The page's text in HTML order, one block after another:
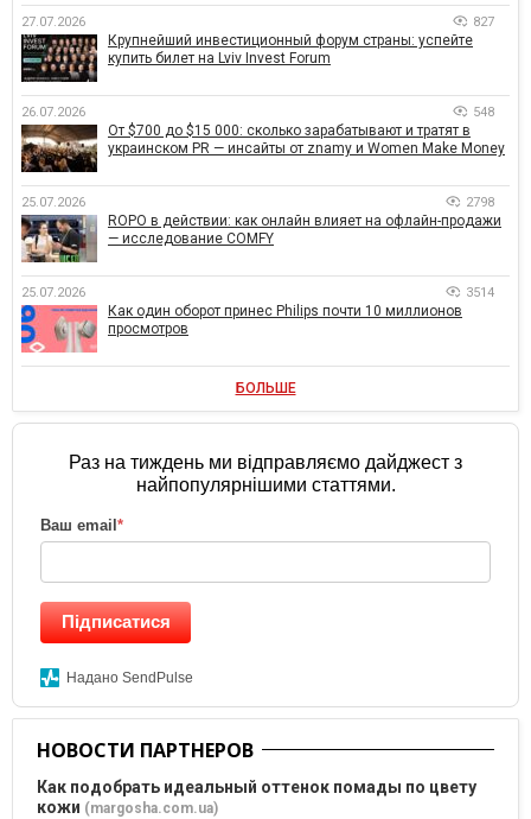
27.07.2026 827
Крупнейший инвестиционный форум страны: успейте
купить билет на Lviv Invest Forum
26.07.2026 548
От $700 до $15 000: сколько зарабатывают и тратят в
украинском PR — инсайты от znamy и Women Make Money
25.07.2026 2798
ROPO в действии: как онлайн влияет на офлайн-продажи
— исследование COMFY
25.07.2026 3514
Как один оборот принес Philips почти 10 миллионов
просмотров
БОЛЬШЕ
Раз на тиждень ми відправляємо дайджест з
найпопулярнішими статтями.
Ваш email *
Підписатися
Надано SendPulse
НОВОСТИ ПАРТНЕРОВ
Как подобрать идеальный оттенок помады по цвету
кожи (margosha.com.ua)